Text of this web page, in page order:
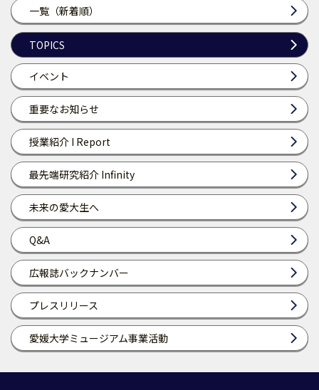
一覧（新着順）
TOPICS
イベント
重要なお知らせ
授業紹介 I Report
最先端研究紹介 Infinity
未来の愛大生へ
Q&A
広報誌バックナンバー
プレスリリース
愛媛大学ミュージアム事業活動